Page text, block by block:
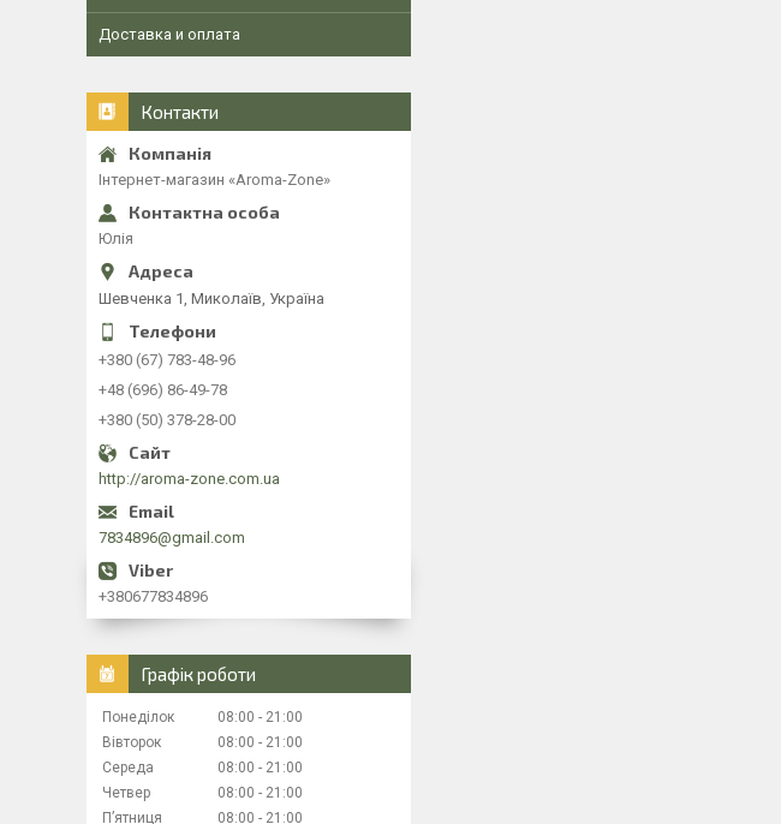
Доставка и оплата
Контакти
Інтернет-магазин «Aroma-Zone»
Юлія
Шевченка 1, Миколаїв, Україна
+380 (67) 783-48-96
+48 (696) 86-49-78
+380 (50) 378-28-00
http://aroma-zone.com.ua
7834896@gmail.com
+380677834896
Графік роботи
Понеділок 08:00
21:00
Вівторок
08:00
21:00
Середа
08:00
21:00
Четвер
08:00
21:00
Пʼятниця
08:00 21:00